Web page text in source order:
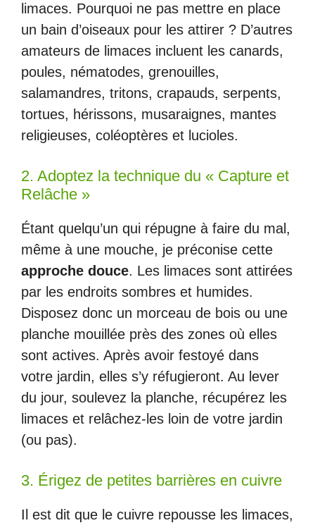
limaces. Pourquoi ne pas mettre en place
un bain d’oiseaux pour les attirer ? D’autres
amateurs de limaces incluent les canards,
poules, nématodes, grenouilles,
salamandres, tritons, crapauds, serpents,
tortues, hérissons, musaraignes, mantes
religieuses, coléoptères et lucioles.
2. Adoptez la technique du « Capture et
Relâche »
Étant quelqu’un qui répugne à faire du mal,
même à une mouche, je préconise cette
approche douce. Les limaces sont attirées
par les endroits sombres et humides.
Disposez donc un morceau de bois ou une
planche mouillée près des zones où elles
sont actives. Après avoir festoyé dans
votre jardin, elles s’y réfugieront. Au lever
du jour, soulevez la planche, récupérez les
limaces et relâchez-les loin de votre jardin
(ou pas).
3. Érigez de petites barrières en cuivre
Il est dit que le cuivre repousse les limaces,